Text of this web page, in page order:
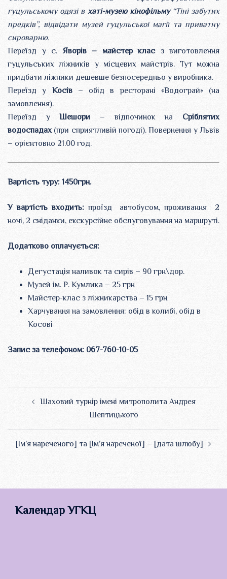
гуцульському одязі в хаті-музею кінофільму“Тіні забутих
предків”, відвідати музей гуцульської магії та приватну
сироварню.
Переїзд у с.Яворів – майстер класз виготовлення
гуцульських ліжників у місцевих майстрів. Тут можна
придбати ліжники дешевше безпосередньо у виробника.
Переїзд у Косів– обід в ресторані «Водограй» (на
замовлення).
Переїзд уШешори – відпочинок на Сріблятих
водоспадах(при сприятливій погоді). Повернення у Львів
– орієнтовно 21.00 год.
Вартість туру: 1450грн.
У вартість входить:проїзд автобусом, проживання 2
ночі, 2 сніданки, екскурсійне обслуговування на маршруті.
Додатково оплачується:
Дегустація наливок та сирів – 90 грн\дор.
Музей ім. Р. Кумлика – 25 грн
Майстер-клас з ліжникарства – 15 грн
Харчування на замовлення: обід в колибі, обід в
Косові
Запис за телефоном: 067-760-10-05
Шаховий турнір імені митрополита Андрея
Шептицького
[Ім’я нареченого] та [Ім’я нареченої] – [дата шлюбу]
Календар УГКЦ